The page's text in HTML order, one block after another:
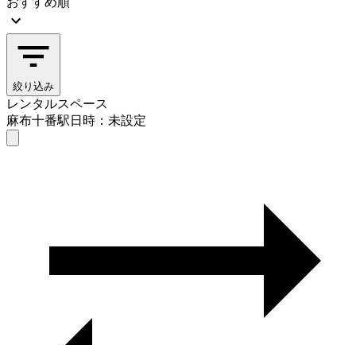
絞り込み
レンタルスペース
麻布十番駅日時：未設定